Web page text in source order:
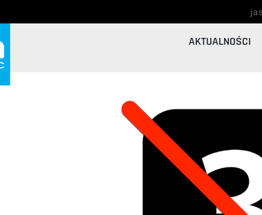
AKTUALNOŚCI